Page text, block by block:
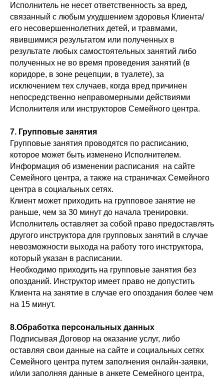
Исполнитель не несет ответственность за вред,
связанный с любым ухудшением здоровья Клиента/
его несовершеннолетних детей, и травмами,
явившимися результатом или полученных в
результате любых самостоятельных занятий либо
полученных не во время проведения занятий (в
коридоре, в зоне рецепции, в туалете), за
исключением тех случаев, когда вред причинен
непосредственно неправомерными действиями
Исполнителя или инструкторов Семейного центра.
7. Групповые занятия
Групповые занятия проводятся по расписанию,
которое может быть изменено Исполнителем.
Информация об изменении расписания на сайте
Семейного центра, а также на страничках Семейного
центра в социальных сетях.
Клиент может приходить на групповое занятие не
раньше, чем за 30 минут до начала тренировки.
Исполнитель оставляет за собой право предоставлять
другого инструктора для групповых занятий в случае
невозможности выхода на работу того инструктора,
который указан в расписании.
Необходимо приходить на групповые занятия без
опозданий. Инструктор имеет право не допустить
Клиента на занятие в случае его опоздания более чем
на 15 минут.
8.Обработка персональных данных
Подписывая Договор на оказание услуг, либо
оставляя свои данные на сайте и социальных сетях
Семейного центра путем заполнения онлайн-заявки,
и/или заполняя данные в анкете Семейного центра,